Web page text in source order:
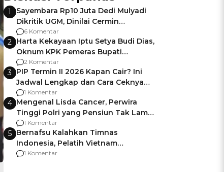
1
Sayembara Rp10 Juta Dedi Mulyadi
Dikritik UGM, Dinilai Cermin
Gagalnya Negara Jamin Keamanan
6 Komentar
2 Harta Kekayaan Iptu Setya Budi Dias,
Oknum KPK Pemeras Bupati
Pemalang
2 Komentar
3 PIP Termin II 2026 Kapan Cair? Ini
Jadwal Lengkap dan Cara Ceknya
agar Dana Tidak Hangus!
1 Komentar
4 Mengenal Lisda Cancer, Perwira
Tinggi Polri yang Pensiun Tak Lama
Usai Jadi Brigjen
1 Komentar
5 Bernafsu Kalahkan Timnas
Indonesia, Pelatih Vietnam
Berencana Pakai Jimat di Pakansari
1 Komentar